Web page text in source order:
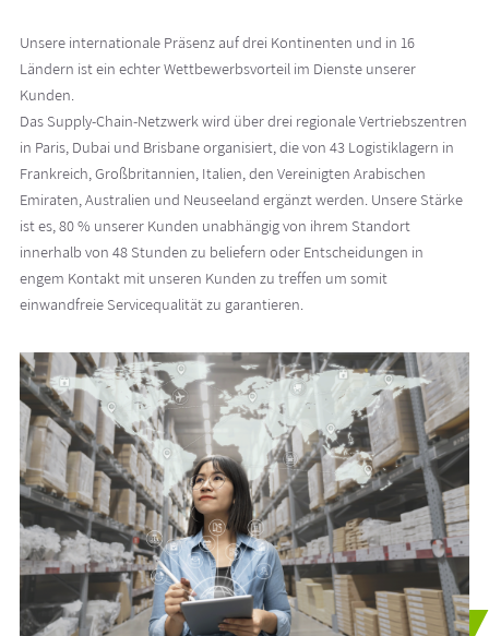
Unsere internationale Präsenz auf drei Kontinenten und in 16
Ländern ist ein echter Wettbewerbsvorteil im Dienste unserer
Kunden.
Das Supply-Chain-Netzwerk wird über drei regionale Vertriebszentren
in Paris, Dubai und Brisbane organisiert, die von 43 Logistiklagern in
Frankreich, Großbritannien, Italien, den Vereinigten Arabischen
Emiraten, Australien und Neuseeland ergänzt werden. Unsere Stärke
ist es, 80 % unserer Kunden unabhängig von ihrem Standort
innerhalb von 48 Stunden zu beliefern oder Entscheidungen in
engem Kontakt mit unseren Kunden zu treffen um somit
einwandfreie Servicequalität zu garantieren.